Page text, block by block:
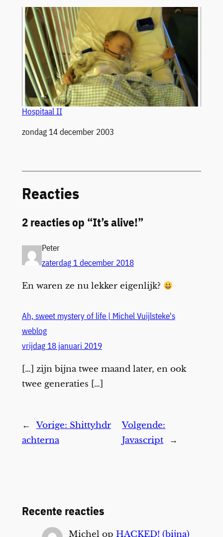
Hospitaal II
Datum
zondag 14 december 2003
Reacties
2 reacties op “It’s alive!”
Peter
zaterdag 1 december 2018
En waren ze nu lekker eigenlijk?
Ah, sweet mystery of life | Michel Vuijlsteke's
weblog
vrijdag 18 januari 2019
[…] zijn bijna twee maand later, en ook
twee generaties […]
← Vorige: Shittyhdr
achterna
Volgende:
Javascript
→
Recente reacties
Michel opHACKED! (bijna)